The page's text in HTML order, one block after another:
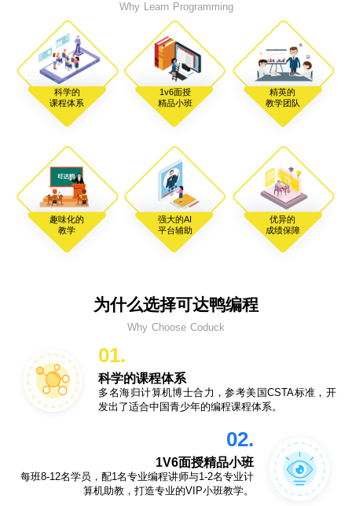
Why Learn Programming
科学的
课程体系
1v6面授
精品小班
精英的
教学团队
趣味化的
教学
强大的AI
平台辅助
优异的
成绩保障
为什么选择可达鸭编程
Why Choose Coduck
01.
科学的课程体系
多名海归计算机博士合力，参考美国CSTA标准，开
发出了适合中国青少年的编程课程体系。
02.
1V6面授精品小班
每班8-12名学员，配1名专业编程讲师与1-2名专业计
算机助教，打造专业的VIP小班教学。